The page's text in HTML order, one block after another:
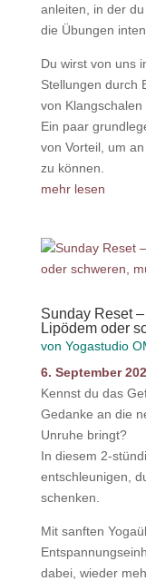
anleiten, in der
die Übungen
Du wirst von uns
Stellungen durch
von
Ein paar
von Vorteil, um
zu können.
mehr lesen
Sunday Reset
Lipödem oder
von Yogastudio
6. September
Kennst du das
Gedanke an die
Unruhe bringt?
In diesem 2-
entschleunigen,
schenken.
Mit sanften
dabei, wieder